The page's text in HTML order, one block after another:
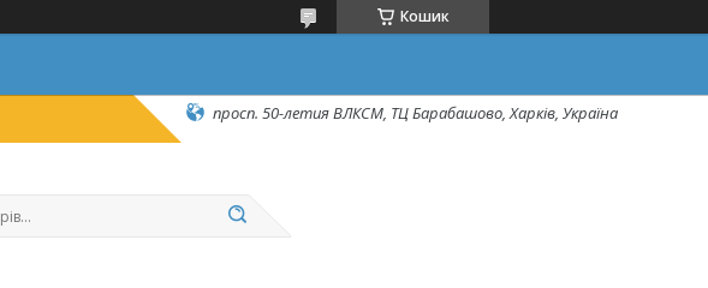
Кошик
просп. 50-летия ВЛКСМ, ТЦ Барабашово, Харків, Україна